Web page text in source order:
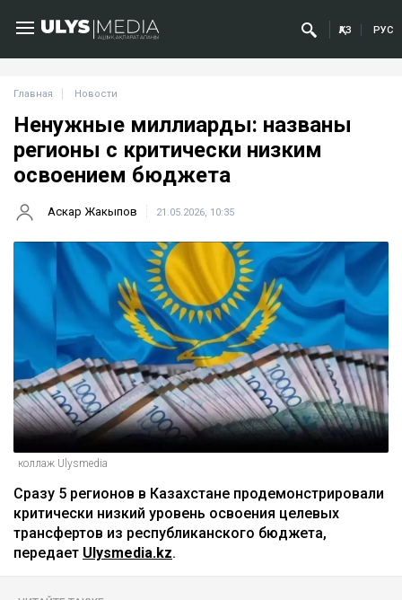
ҚАЗ РУС
Главная Новости
Ненужные миллиарды: названы
регионы с критически низким
освоением бюджета
Аскар Жакыпов 21.05.2026, 10:35
коллаж Ulysmedia
Сразу 5 регионов в Казахстане продемонстрировали
критически низкий уровень освоения целевых
трансфертов из республиканского бюджета,
передает Ulysmedia.kz.